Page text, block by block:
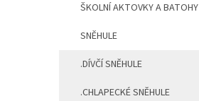
ŠKOLNÍ AKTOVKY A BATOHY
SNĚHULE
.DÍVČÍ SNĚHULE
.CHLAPECKÉ SNĚHULE